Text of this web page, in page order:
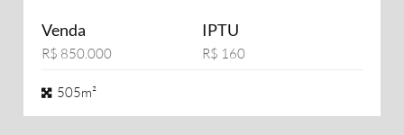
Venda
R$ 850.000
IPTU
R$ 160
505m²